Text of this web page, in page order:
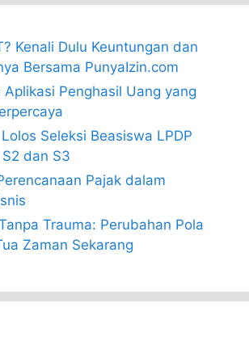
Kenali Dulu Keuntungan dan
Bersama PunyaIzin.com
Penghasil Uang yang
Seleksi Beasiswa LPDP
dan S3
Pajak dalam
Trauma: Perubahan Pola
Zaman Sekarang